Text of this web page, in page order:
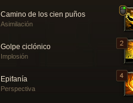
Camino de los cien puños
Asimilación
Golpe ciclónico
Implosión
Epifanía
Perspectiva